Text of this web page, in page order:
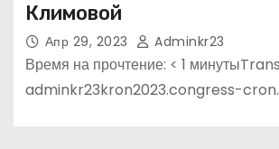
Климовой
Апр 29, 2023 Adminkr23
Время на прочтение: < 1
adminkr23kron2023.congress-